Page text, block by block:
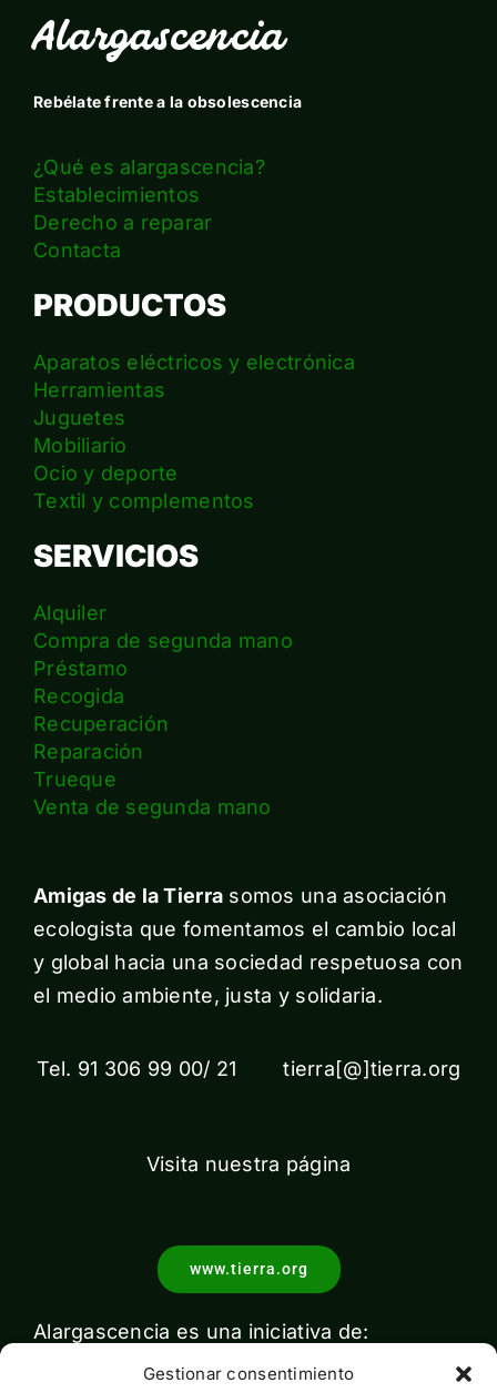
Gestionar consentimiento
Alargascencia
Rebélate frente a la obsolescencia
¿Qué es alargascencia?
Establecimientos
Derecho a reparar
Contacta
PRODUCTOS
Aparatos eléctricos y electrónica
Herramientas
Juguetes
Mobiliario
Ocio y deporte
Textil y complementos
SERVICIOS
Alquiler
Compra de segunda mano
Préstamo
Recogida
Recuperación
Reparación
Trueque
Venta de segunda mano
Amigas de la Tierra somos una asociación
ecologista que fomentamos el cambio local
y global hacia una sociedad respetuosa con
el medio ambiente, justa y solidaria.
Tel. 91 306 99 00/ 21 tierra[@]tierra.org
Visita nuestra página
www.tierra.org
Alargascencia es una iniciativa de: